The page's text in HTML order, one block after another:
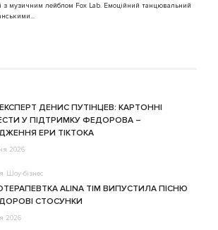
з музичним лейблом Fox Lab. Емоційний танцювальний
ДЕНИС ПУТІНЦЕВ: КАРТОННІ
У ПІДТРИМКУ ФЕДОРОВА –
ЕРИ ТІКТОКА
2026
Шоу-бізнес
ALINA TIM ВИПУСТИЛА ПІСНЮ
СТОСУНКИ
2026